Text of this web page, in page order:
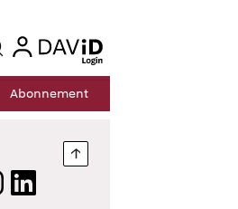
login
Abonnement
Nach oben springen
LinkedIn